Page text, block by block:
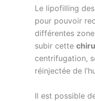
Le lipofilling
pour pouvoir
différentes
subir cette
centrifugation,
réinjectée de
Il est possible